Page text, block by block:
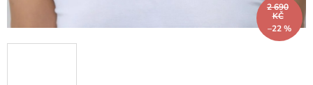
2 690
KČ
–22 %